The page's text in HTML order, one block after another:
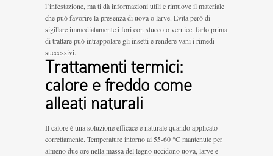
l’infestazione, ma ti dà informazioni utili e rimuove il materiale
che può favorire la presenza di uova o larve. Evita però di
sigillare immediatamente i fori con stucco o vernice: farlo prima
di trattare può intrappolare gli insetti e rendere vani i rimedi
successivi.
Trattamenti termici:
calore e freddo come
alleati naturali
Il calore è una soluzione efficace e naturale quando applicato
correttamente. Temperature intorno ai 55-60 °C mantenute per
almeno due ore nella massa del legno uccidono uova, larve e